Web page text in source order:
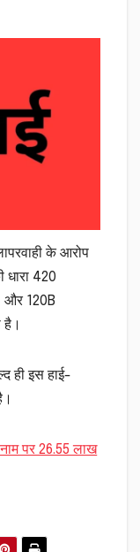
के आरोप
धारा 420
और 120B
है।
ही इस हाई-
पर 26.55 लाख